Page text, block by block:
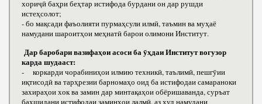
хориҷӣ баҳри беҳтар истифода бурдани он дар рушди
истеҳсолот;
- бо мақсади фаъолияти пурмаҳсули илмӣ, таъмин ва муҳаё
намудани шароитҳои меҳнатӣ барои олимони Институт.
Дар баробари вазифаҳои асоси ба ӯҳдаи Институт вогузор
карда шудааст:
- коркарди чорабиниҳои илмию техникӣ, таълимӣ, пешгӯии
иқтисодӣ ва тарҳрезии барномаҳо оид ба истифодаи самараноки
захираҳои хок ва замин дар минтақаҳои обёришаванда, суръат
бахшидани истифодаи заминҳои лалмӣ, аз худ намудани